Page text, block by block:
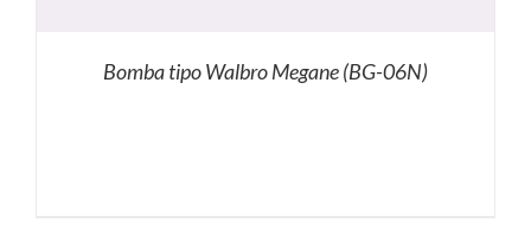
Bomba tipo Walbro Megane (BG-06N)